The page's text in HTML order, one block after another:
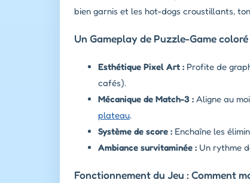
bien garnis et les hot-dogs croustillants,
Un Gameplay de Puzzle-Game
Esthétique Pixel Art : Profite de
cafés).
Mécanique de Match-3 : Aligne au
plateau.
Système de score : Enchaîne les
Ambiance survitaminée : Un rythme
Fonctionnement du Jeu : Comment